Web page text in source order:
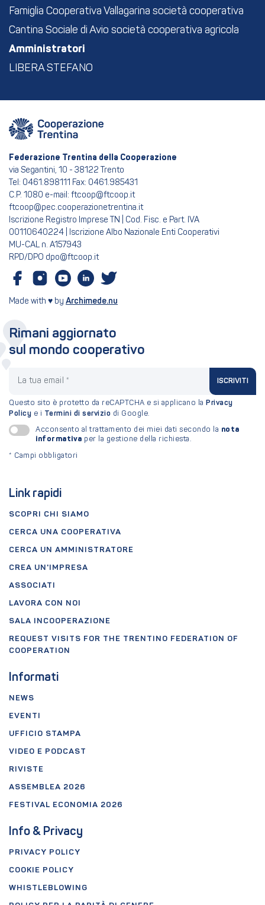
Famiglia Cooperativa Vallagarina società cooperativa
Cantina Sociale di Avio società cooperativa agricola
Amministratori
LIBERA STEFANO
Federazione Trentina della Cooperazione
via Segantini, 10 - 38122 Trento
Tel: 0461.898111 Fax: 0461.985431
C.P. 1080 e-mail: ftcoop@ftcoop.it
ftcoop@pec.cooperazionetrentina.it
Iscrizione Registro Imprese TN | Cod. Fisc. e Part. IVA
00110640224 | Iscrizione Albo Nazionale Enti Cooperativi
MU-CAL n. A157943
RPD/DPO dpo@ftcoop.it
Made with ♥ by Archimede.nu
Link rapidi
SCOPRI CHI SIAMO
CERCA UNA COOPERATIVA
CERCA UN AMMINISTRATORE
CREA UN'IMPRESA
ASSOCIATI
LAVORA CON NOI
SALA INCOOPERAZIONE
REQUEST VISITS FOR THE TRENTINO FEDERATION OF
COOPERATION
Informati
NEWS
EVENTI
UFFICIO STAMPA
VIDEO E PODCAST
RIVISTE
ASSEMBLEA 2026
FESTIVAL ECONOMIA 2026
Info & Privacy
PRIVACY POLICY
COOKIE POLICY
WHISTLEBLOWING
Rimani aggiornato
sul mondo cooperativo
ISCRIVITI
Questo sito è protetto da reCAPTCHA e si applicano la Privacy
Policy e i Termini di servizio di Google.
Acconsento al trattamento dei miei dati secondo la nota
informativa per la gestione della richiesta.
* Campi obbligatori